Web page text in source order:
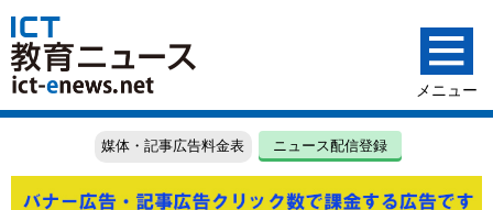
媒体・記事広告料金表 ニュース配信登録